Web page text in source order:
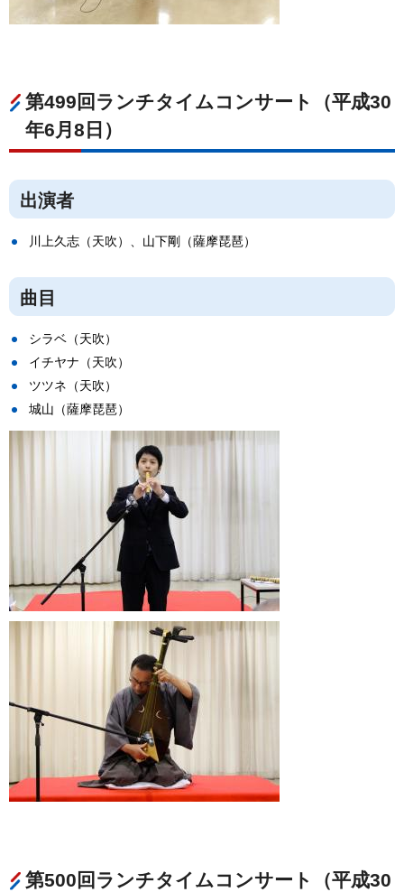
第499回ランチタイムコンサート（平成30
年6月8日）
出演者
川上久志（天吹）、山下剛（薩摩琵琶）
曲目
シラベ（天吹）
イチヤナ（天吹）
ツツネ（天吹）
城山（薩摩琵琶）
第500回ランチタイムコンサート（平成30